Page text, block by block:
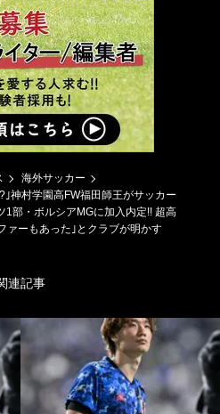
海外サッカー
｣神村学園高FW福田師王がサッカー
1部・ボルシアMGに加入内定!! 超高
ァーもあった｣とクラブが明かす
連記事